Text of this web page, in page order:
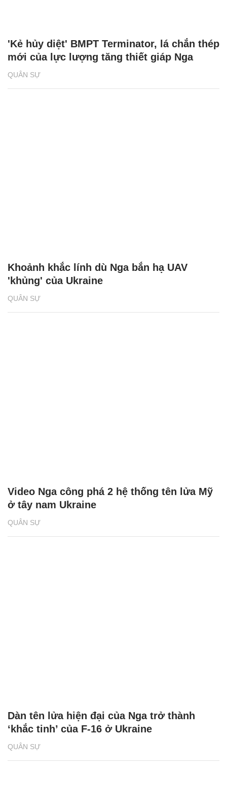
QUÂN SỰ
'Kẻ hủy diệt' BMPT Terminator, lá chắn thép
mới của lực lượng tăng thiết giáp Nga
QUÂN SỰ
Khoảnh khắc lính dù Nga bắn hạ UAV
'khủng' của Ukraine
QUÂN SỰ
Video Nga công phá 2 hệ thống tên lửa Mỹ
ở tây nam Ukraine
QUÂN SỰ
Dàn tên lửa hiện đại của Nga trở thành
‘khắc tinh’ của F-16 ở Ukraine